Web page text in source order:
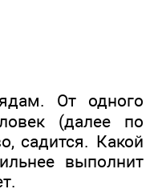
От одного
(далее по
садится. Какой
выполнит